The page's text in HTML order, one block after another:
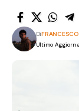
Ultimo
Di